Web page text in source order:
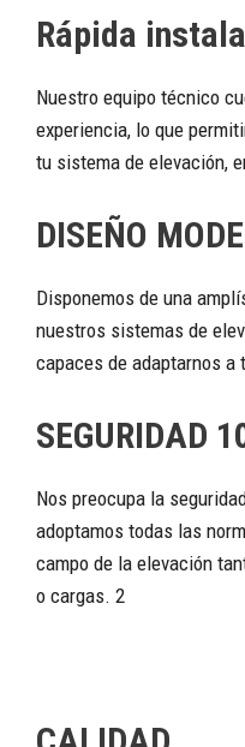
Rápida
Nuestro equipo técnico
experiencia, lo que
tu sistema de elevación,
DISEÑO
Disponemos de una
nuestros sistemas de
capaces de adaptarnos
SEGURIDAD
Nos preocupa la
adoptamos todas las
campo de la elevación
o cargas. 2